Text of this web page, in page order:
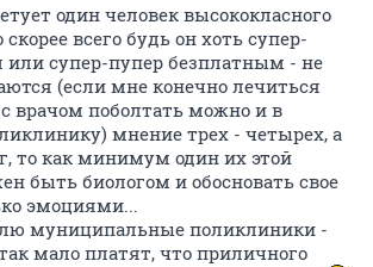
один человек высококласного
всего будь он хоть супер-
супер-пупер безплатным - не
(если мне конечно лечиться
с врачом поболтать можно и в
мнение трех - четырех, а
то как минимум один их этой
быть биологом и обосновать свое
эмоциями...
муниципальные поликлиники -
мало платят, что приличного